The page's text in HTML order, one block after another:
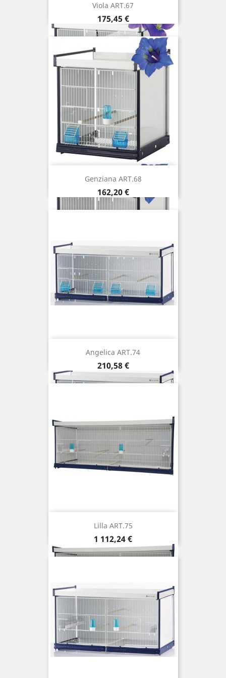
Viola ART.67
Prix
175,45 €
Genziana ART.68
Prix
162,20 €
Angelica ART.74
Prix
210,58 €
Lilla ART.75
Prix
1 112,24 €